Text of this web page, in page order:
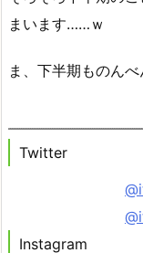
まいます……ｗ
ま、下半期ものん
Twitter
Instagram